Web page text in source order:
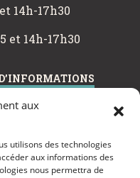
aux
utilisons des technologies
aux informations des
nous permettra de
14h-17h30
et 14h-17h30